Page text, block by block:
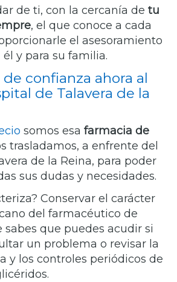
de ti, con la cercanía de tu
, el que conoce a cada
el asesoramiento
él y para su familia.
confianza ahora al
de Talavera de la
somos esa farmacia de
trasladamos, a enfrente del
de la Reina, para poder
sus dudas y necesidades.
Conservar el carácter
del farmacéutico de
sabes que puedes acudir si
un problema o revisar la
y los controles periódicos de